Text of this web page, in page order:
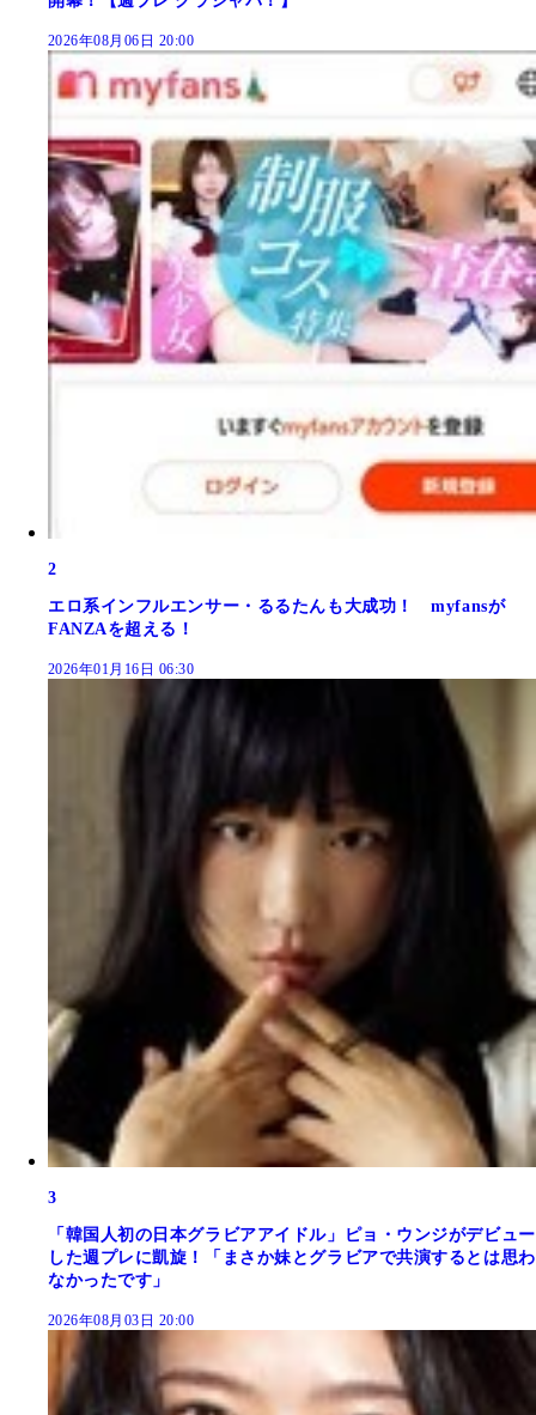
2026年08月06日 20:00
2
エロ系インフルエンサー・るるたんも大成功！ myfansが
FANZAを超える！
2026年01月16日 06:30
3
「韓国人初の日本グラビアアイドル」ピョ・ウンジがデビュー
した週プレに凱旋！「まさか妹とグラビアで共演するとは思わ
なかったです」
2026年08月03日 20:00